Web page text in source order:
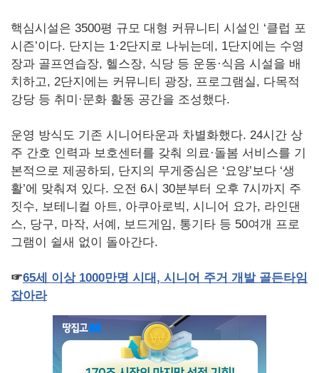
핵심시설은 3500평 규모 대형 커뮤니티 시설인 ‘클럽 포
시즌’이다. 단지는 1·2단지로 나뉘는데, 1단지에는 수영
장과 골프연습장, 헬스장, 식당 등 운동·식음 시설을 배
치하고, 2단지에는 커뮤니티 광장, 프로그램실, 다목적
강당 등 취미·문화 활동 공간을 조성했다.
운영 방식도 기존 시니어타운과 차별화했다. 24시간 상
주 간호 인력과 보호센터를 갖춰 의료·돌봄 서비스를 기
본적으로 제공하되, 단지의 무게중심은 ‘요양’보다 ‘생
활’에 맞춰져 있다. 오전 6시 30분부터 오후 7시까지 주
짓수, 보테니컬 아트, 아쿠아로빅, 시니어 요가, 라인댄
스, 당구, 마작, 서예, 보드게임, 통기타 등 50여개 프로
그램이 쉴새 없이 돌아간다.
☞65세 이상 1000만명 시대, 시니어 주거 개발 골든타임
잡아라